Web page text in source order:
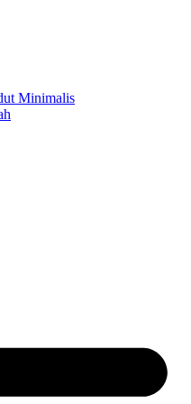
Minimalis